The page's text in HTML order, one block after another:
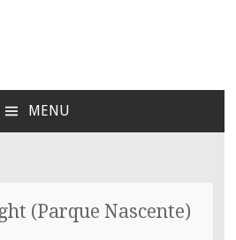
Azul
MENU
(Parque Nascente)